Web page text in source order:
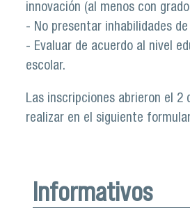
innovación (al menos con
- No presentar inhabilidades
- Evaluar de acuerdo al nivel
escolar.
Las inscripciones abrieron el 2
realizar en el siguiente
Informativos